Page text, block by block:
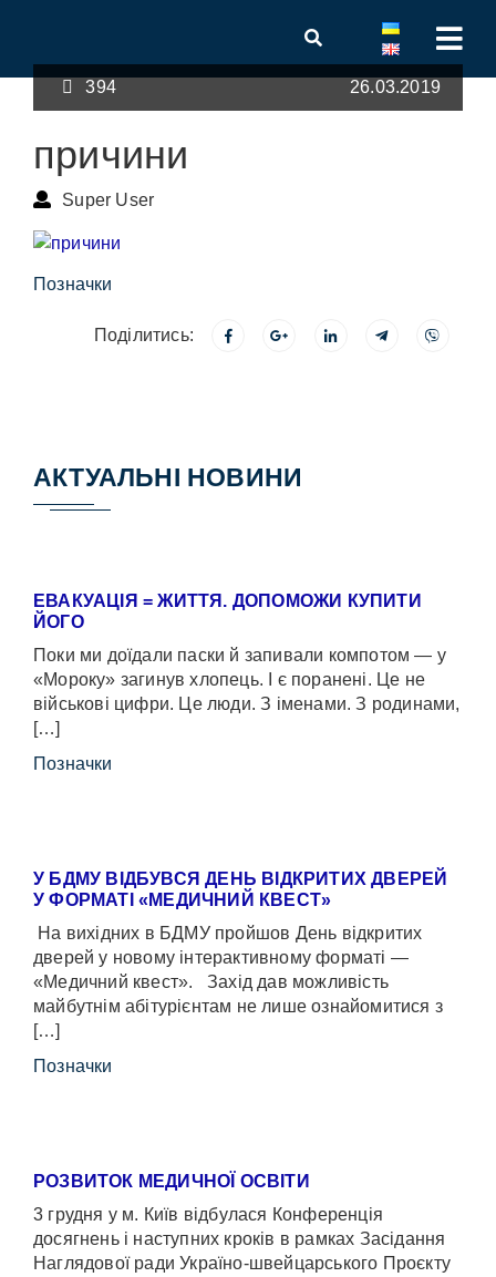
394 26.03.2019
причини
Super User
Позначки
Поділитись:
АКТУАЛЬНІ НОВИНИ
ЕВАКУАЦІЯ = ЖИТТЯ. ДОПОМОЖИ КУПИТИ
ЙОГО
Поки ми доїдали паски й запивали компотом — у
«Мороку» загинув хлопець. І є поранені. Це не
військові цифри. Це люди. З іменами. З родинами,
[…]
Позначки
У БДМУ ВІДБУВСЯ ДЕНЬ ВІДКРИТИХ ДВЕРЕЙ
У ФОРМАТІ «МЕДИЧНИЙ КВЕСТ»
На вихідних в БДМУ пройшов День відкритих
дверей у новому інтерактивному форматі —
«Медичний квест». Захід дав можливість
майбутнім абітурієнтам не лише ознайомитися з
[…]
Позначки
РОЗВИТОК МЕДИЧНОЇ ОСВІТИ
3 грудня у м. Київ відбулася Конференція
досягнень і наступних кроків в рамках Засідання
Наглядової ради Україно-швейцарського Проєкту